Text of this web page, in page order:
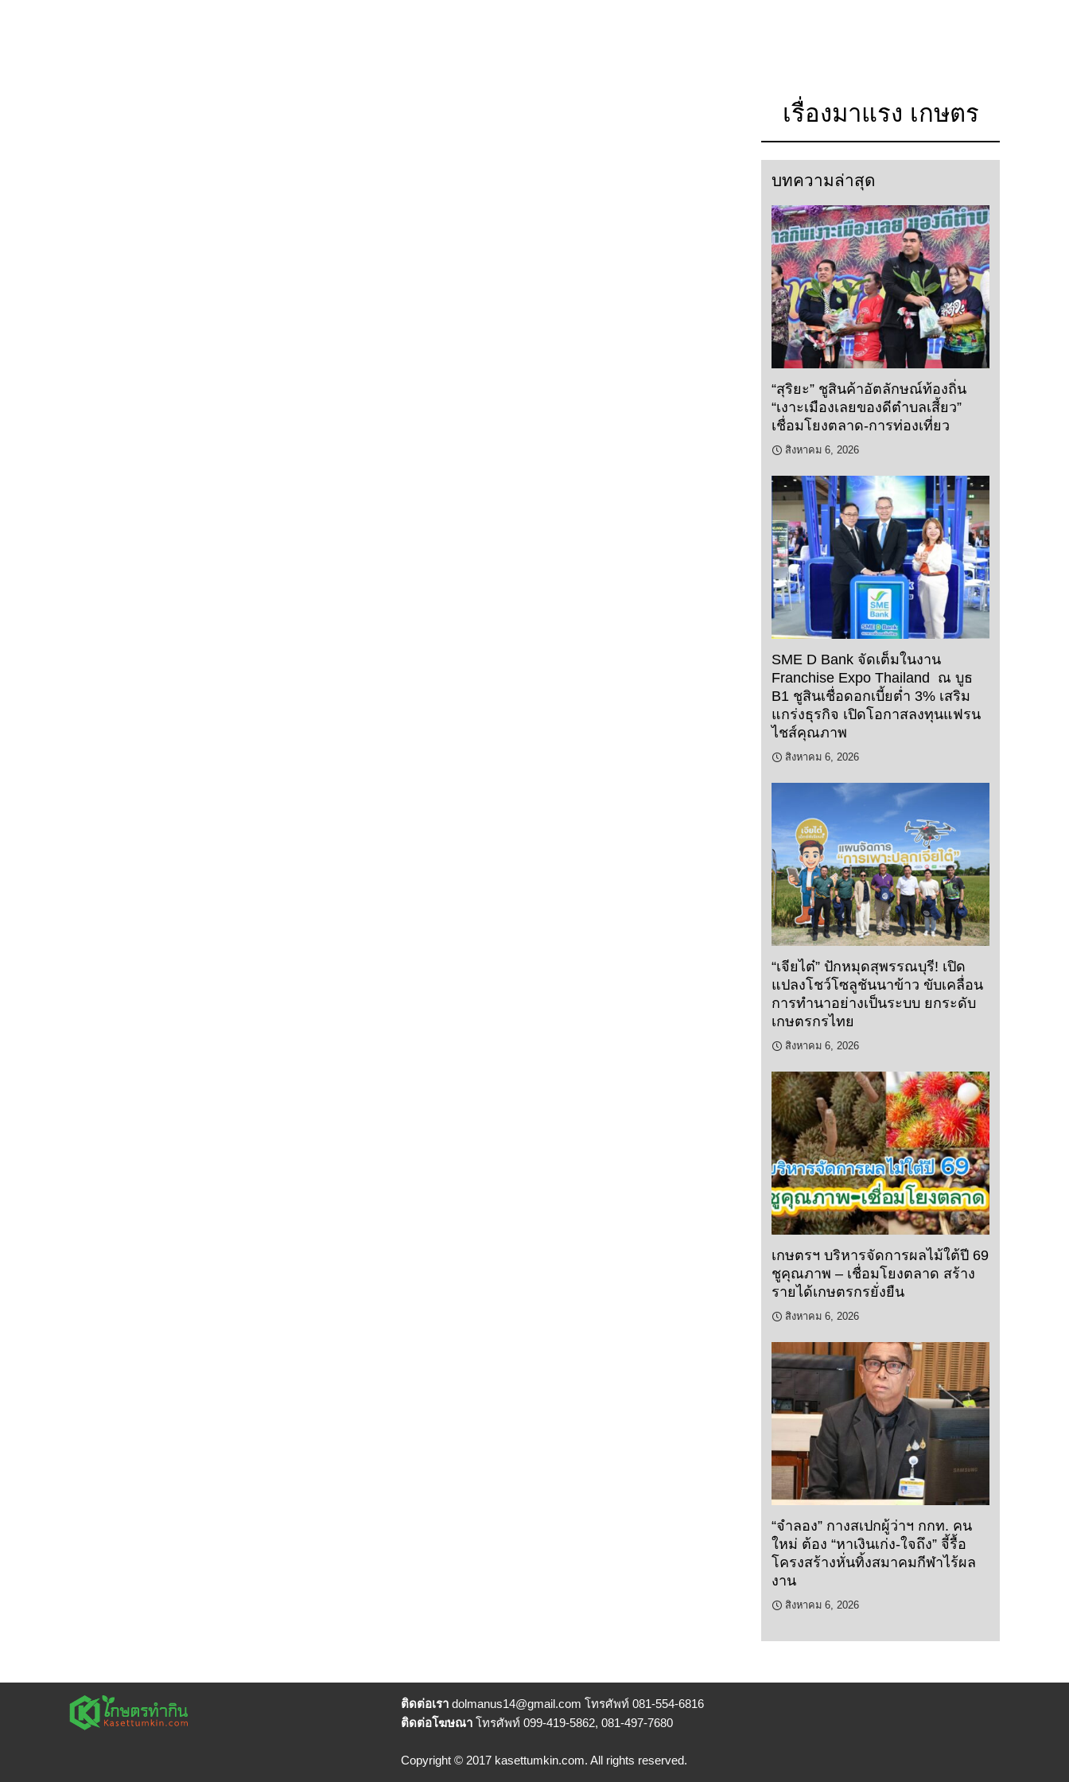
เรื่องมาแรง เกษตร
บทความล่าสุด
“สุริยะ” ชูสินค้าอัตลักษณ์ท้องถิ่น
“เงาะเมืองเลยของดีตำบลเสี้ยว”
เชื่อมโยงตลาด-การท่องเที่ยว
สิงหาคม 6, 2026
SME D Bank จัดเต็มในงาน
Franchise Expo Thailand ณ บูธ
B1 ชูสินเชื่อดอกเบี้ยต่ำ 3% เสริม
แกร่งธุรกิจ เปิดโอกาสลงทุนแฟรน
ไชส์คุณภาพ
สิงหาคม 6, 2026
“เจียไต๋” ปักหมุดสุพรรณบุรี! เปิด
แปลงโชว์โซลูชันนาข้าว ขับเคลื่อน
การทำนาอย่างเป็นระบบ ยกระดับ
เกษตรกรไทย
สิงหาคม 6, 2026
เกษตรฯ บริหารจัดการผลไม้ใต้ปี 69
ชูคุณภาพ – เชื่อมโยงตลาด สร้าง
รายได้เกษตรกรยั่งยืน
สิงหาคม 6, 2026
“จำลอง” กางสเปกผู้ว่าฯ กกท. คน
ใหม่ ต้อง “หาเงินเก่ง-ใจถึง” จี้รื้อ
โครงสร้างหั่นทิ้งสมาคมกีฬาไร้ผล
งาน
สิงหาคม 6, 2026
ติดต่อเรา dolmanus14@gmail.com โทรศัพท์ 081-554-6816
ติดต่อโฆษณา โทรศัพท์ 099-419-5862, 081-497-7680
Copyright © 2017 kasettumkin.com. All rights reserved.